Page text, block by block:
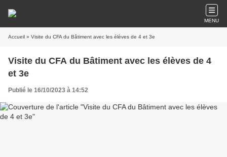
MENU
Accueil » Visite du CFA du Bâtiment avec les élèves de 4 et 3e
Visite du CFA du Bâtiment avec les élèves de 4
et 3e
Publié le 16/10/2023 à 14:52